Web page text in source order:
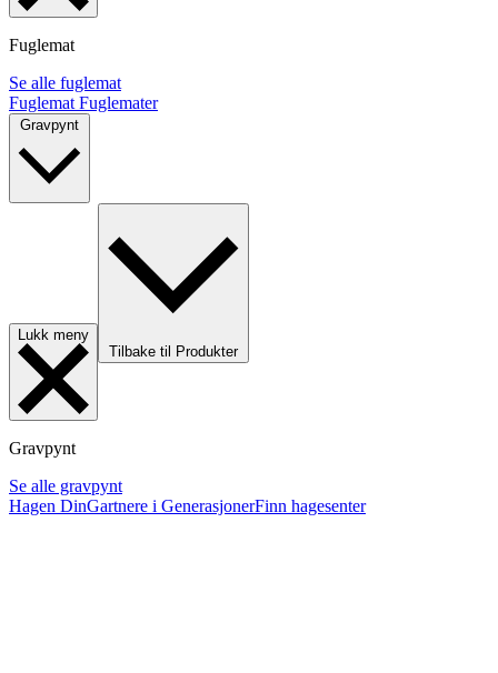
Fuglemat
Se alle fuglemat
Fuglemat Fuglemater
Lukk meny
Tilbake til Produkter
Gravpynt
Se alle gravpynt
Hagen DinGartnere i GenerasjonerFinn hagesenter